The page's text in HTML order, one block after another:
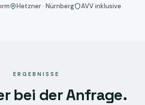
Hetzner · Nürnberg AVV inklusive
ERGEBNISSE
bei der Anfrage.